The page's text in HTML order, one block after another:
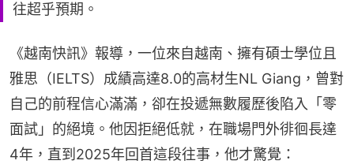
往超乎預期。
《越南快訊》報導，一位來自越南、擁有碩士學位且
雅思（IELTS）成績高達8.0的高材生NL Giang，曾對
自己的前程信心滿滿，卻在投遞無數履歷後陷入「零
面試」的絕境。他因拒絕低就，在職場門外徘徊長達
4年，直到2025年回首這段往事，他才驚覺：